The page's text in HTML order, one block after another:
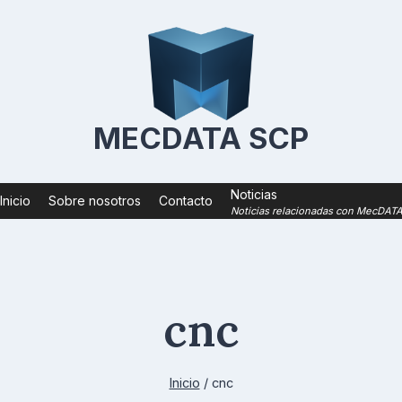
MECDATA SCP
Inicio Sobre nosotros Contacto Noticias
Noticias relacionadas con MecDATA
cnc
Inicio / cnc